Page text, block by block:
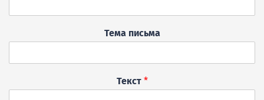
Тема письма
Текст *